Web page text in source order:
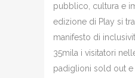
pubblico, cultura e
edizione di Play si
manifesto di
35mila i visitatori
padiglioni sold out e